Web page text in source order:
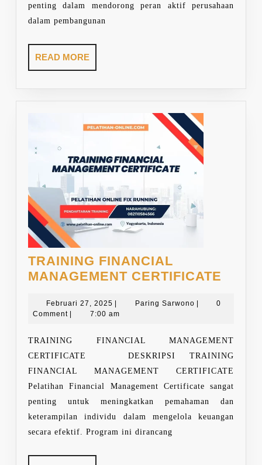
penting dalam mendorong peran aktif perusahaan
dalam pembangunan
READ MOREREAD
MORE
TRAINING FINANCIAL
MANAGEMENT CERTIFICATE
Februari 27, 2025 Februari
27,
| Paring SarwonoParing
|
0
Comment | 7:00 am
TRAINING FINANCIAL MANAGEMENT
CERTIFICATE DESKRIPSI TRAINING
FINANCIAL MANAGEMENT CERTIFICATE
Pelatihan Financial Management Certificate sangat
penting untuk meningkatkan pemahaman dan
keterampilan individu dalam mengelola keuangan
secara efektif. Program ini dirancang